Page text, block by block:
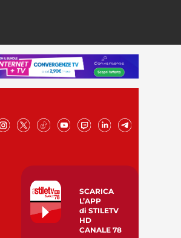
SCARICA
L’APP
di STILETV
HD
CANALE 78